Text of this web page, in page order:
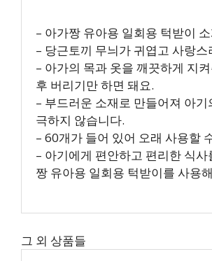
– 아가짱 유아용 일회용 턱받이
– 당근토끼 무늬가 귀엽고 사랑스
– 아가의 목과 옷을 깨끗하게 지
후 버리기만 하면 돼요.
– 부드러운 소재로 만들어져 아
극하지 않습니다.
– 60개가 들어 있어 오래 사용할
– 아기에게 편안하고 편리한 식
짱 유아용 일회용 턱받이를 사용
그 외 상품들